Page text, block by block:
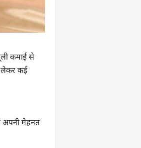
कमाई से
लेकर कई
अपनी मेहनत